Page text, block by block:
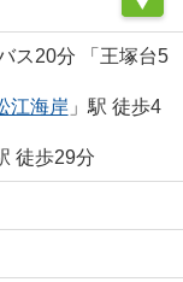
ス20分 「王塚台5
江海岸 」駅 徒歩4
徒歩29分